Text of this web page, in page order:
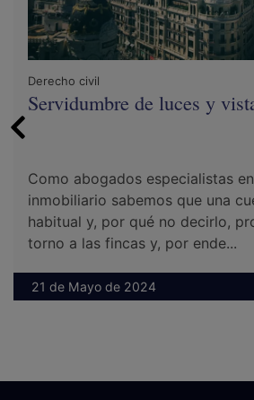
Derecho civil
Servidumbre de luces y
Como abogados especialistas
inmobiliario sabemos que una
habitual y, por qué no decirlo,
torno a las fincas y, por ende...
21 de Mayo de 2024